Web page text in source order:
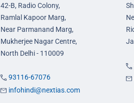
42-B, Radio Colony,
Ramlal Kapoor Marg,
Near Parmanand Marg,
Mukherjee Nagar Centre,
North Delhi - 110009
93116-67076
infohindi@nextias.com